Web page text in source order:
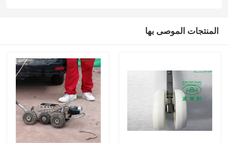
سدادة الأنابيب القابلة للنفخ
المنتجات الموصى بها